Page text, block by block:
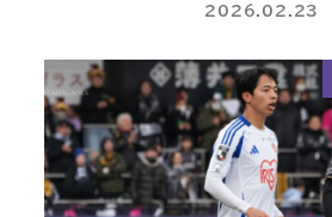
2026.02.23